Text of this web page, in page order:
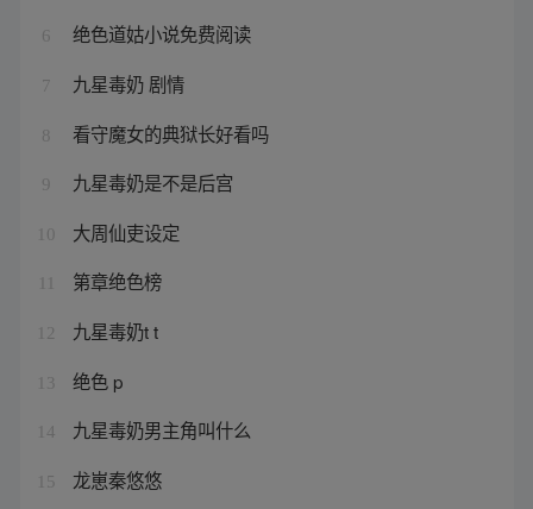
6 绝色道姑小说免费阅读
7 九星毒奶 剧情
8 看守魔女的典狱长好看吗
9 九星毒奶是不是后宫
10 大周仙吏设定
第章绝色榜
12 九星毒奶t t
13 绝色 p
14 九星毒奶男主角叫什么
15 龙崽秦悠悠